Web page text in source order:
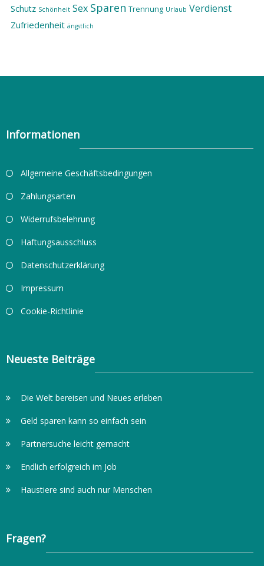
Schutz Schönheit Sex Sparen Trennung Urlaub Verdienst
Zufriedenheit ängstlich
Informationen
Allgemeine Geschäftsbedingungen
Zahlungsarten
Widerrufsbelehrung
Haftungsausschluss
Datenschutzerklärung
Impressum
Cookie-Richtlinie
Neueste Beiträge
Die Welt bereisen und Neues erleben
Geld sparen kann so einfach sein
Partnersuche leicht gemacht
Endlich erfolgreich im Job
Haustiere sind auch nur Menschen
Fragen?